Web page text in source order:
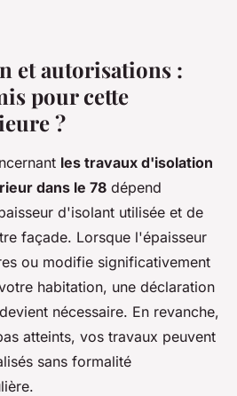
et autorisations :
pour cette
?
les travaux d'isolation
dans le 78 dépend
d'isolant utilisée et de
façade. Lorsque l'épaisseur
ou modifie significativement
habitation, une déclaration
nécessaire. En revanche,
atteints, vos travaux peuvent
sans formalité